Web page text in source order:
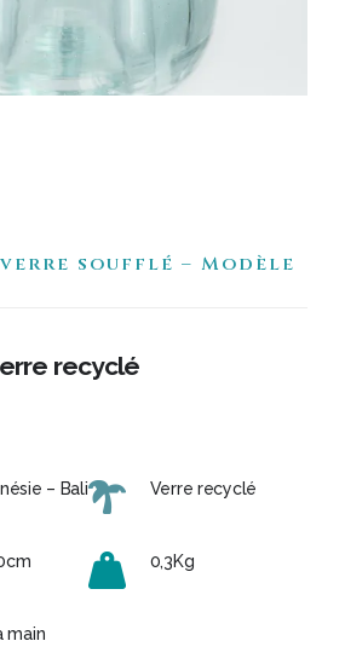
soufflé – Modèle
recyclé
– Bali
main
Verre recyclé
0,3Kg